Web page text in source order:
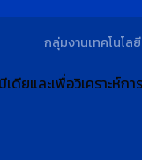
กลุ่มงานเทคโนโล
และเพื่อวิเคราะห์กา